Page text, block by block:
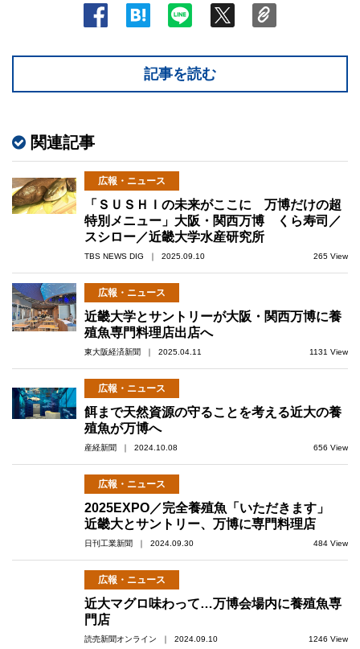
記事を読む
関連記事
広報・ニュース
「ＳＵＳＨＩの未来がここに 万博だけの超
特別メニュー」大阪・関西万博 くら寿司／
スシロー／近畿大学水産研究所
TBS NEWS DIG ｜ 2025.09.10 265 View
広報・ニュース
近畿大学とサントリーが大阪・関西万博に養
殖魚専門料理店出店へ
東大阪経済新聞 ｜ 2025.04.11 1131 View
広報・ニュース
餌まで天然資源の守ることを考える近大の養
殖魚が万博へ
産経新聞 ｜ 2024.10.08 656 View
広報・ニュース
2025EXPO／完全養殖魚「いただきます」
近畿大とサントリー、万博に専門料理店
日刊工業新聞 ｜ 2024.09.30 484 View
広報・ニュース
近大マグロ味わって…万博会場内に養殖魚専
門店
読売新聞オンライン ｜ 2024.09.10 1246 View